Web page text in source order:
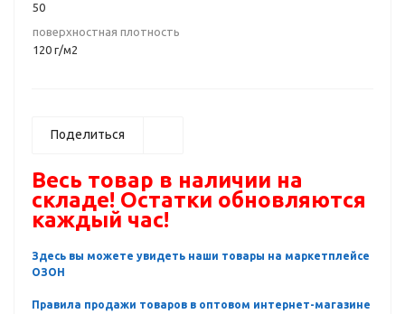
50
поверхностная плотность
120 г/м2
Поделиться
Весь товар в наличии на
складе! Остатки обновляются
каждый час!
Здесь вы можете увидеть наши товары на маркетплейсе
ОЗОН
Правила продажи товаров в оптовом интернет-магазине